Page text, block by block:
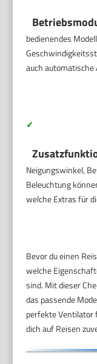
bedienendes
auch
✓
Neigungswinkel,
Beleuchtung
welche Extras für
Bevor du einen
welche
sind. Mit dieser
das passende
perfekte Ventilator
dich auf Reisen